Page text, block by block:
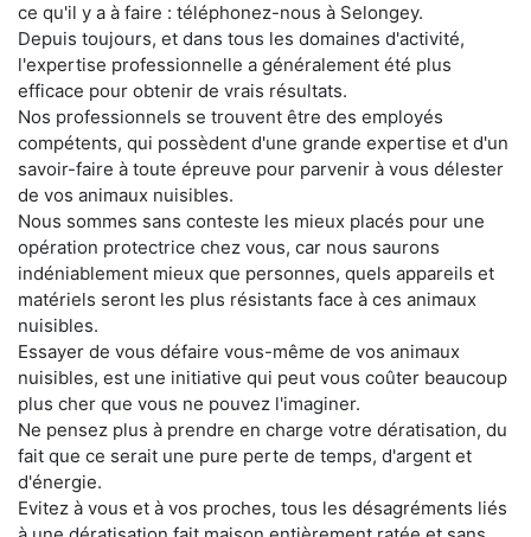
ce qu'il y a à faire : téléphonez-nous à Selongey.
Depuis toujours, et dans tous les domaines d'activité,
l'expertise professionnelle a généralement été plus
efficace pour obtenir de vrais résultats.
Nos professionnels se trouvent être des employés
compétents, qui possèdent d'une grande expertise et d'un
savoir-faire à toute épreuve pour parvenir à vous délester
de vos animaux nuisibles.
Nous sommes sans conteste les mieux placés pour une
opération protectrice chez vous, car nous saurons
indéniablement mieux que personnes, quels appareils et
matériels seront les plus résistants face à ces animaux
nuisibles.
Essayer de vous défaire vous-même de vos animaux
nuisibles, est une initiative qui peut vous coûter beaucoup
plus cher que vous ne pouvez l'imaginer.
Ne pensez plus à prendre en charge votre dératisation, du
fait que ce serait une pure perte de temps, d'argent et
d'énergie.
Evitez à vous et à vos proches, tous les désagréments liés